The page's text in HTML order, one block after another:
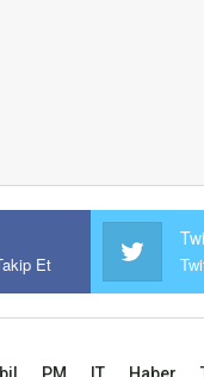
Et
PM IT Haber